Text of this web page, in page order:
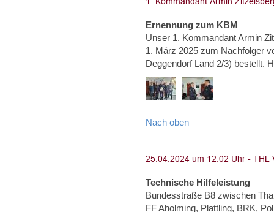
Ernennung zum KBM
Unser 1. Kommandant Armin
1. März 2025 zum Nachfolger
Deggendorf Land 2/3) bestellt.
Nach oben
Technische Hilfeleistung
Bundesstraße B8 zwischen
FF Aholming, Plattling, BRK,